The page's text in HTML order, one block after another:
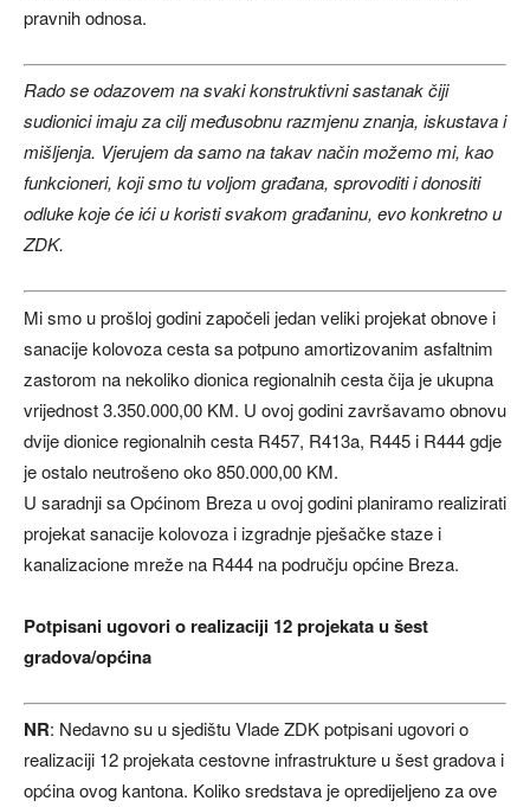
pravnih odnosa.
Rado se odazovem na svaki konstruktivni sastanak čiji
sudionici imaju za cilj međusobnu razmjenu znanja, iskustava i
mišljenja. Vjerujem da samo na takav način možemo mi, kao
funkcioneri, koji smo tu voljom građana, sprovoditi i donositi
odluke koje će ići u koristi svakom građaninu, evo konkretno u
ZDK.
Mi smo u prošloj godini započeli jedan veliki projekat obnove i
sanacije kolovoza cesta sa potpuno amortizovanim asfaltnim
zastorom na nekoliko dionica regionalnih cesta čija je ukupna
vrijednost 3.350.000,00 KM. U ovoj godini završavamo obnovu
dvije dionice regionalnih cesta R457, R413a, R445 i R444 gdje
je ostalo neutrošeno oko 850.000,00 KM.
U saradnji sa Općinom Breza u ovoj godini planiramo realizirati
projekat sanacije kolovoza i izgradnje pješačke staze i
kanalizacione mreže na R444 na području općine Breza.
Potpisani ugovori o realizaciji 12 projekata u šest
gradova/općina
NR: Nedavno su u sjedištu Vlade ZDK potpisani ugovori o
realizaciji 12 projekata cestovne infrastrukture u šest gradova i
općina ovog kantona. Koliko sredstava je opredijeljeno za ove